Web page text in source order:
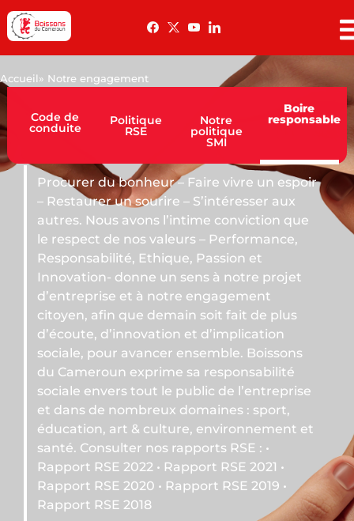
Accueil» Notre engagement
Code de
conduite
Politique
RSE
Notre
politique
SMI
Boire
responsable
– Faire vivre un espoir
– S’intéresser aux
l’intime conviction que
– Performance,
Passion et
sens à notre projet
engagement
soit fait de plus
et d’implication
ensemble. Boissons
sa responsabilité
public de l’entreprise
domaines : sport,
environnement et
rapports RSE : •
RSE 2021 •
Rapport RSE 2019 •